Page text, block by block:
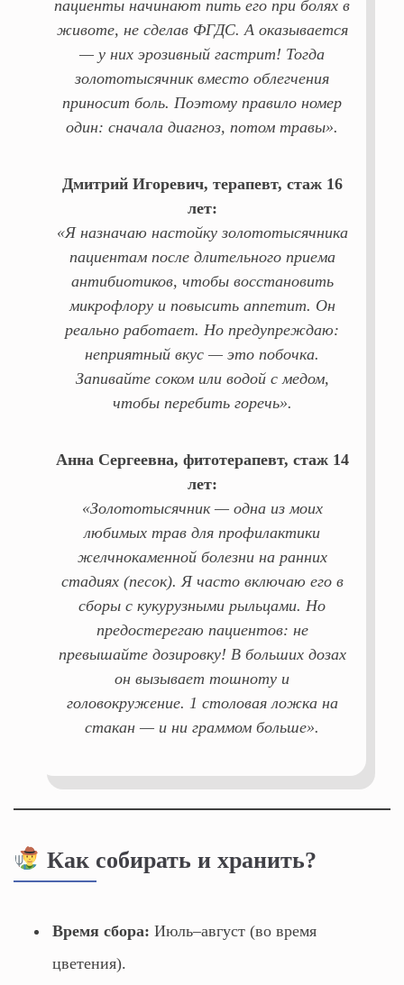
пациенты начинают пить его при болях в
животе, не сделав ФГДС. А оказывается
— у них эрозивный гастрит! Тогда
золототысячник вместо облегчения
приносит боль. Поэтому правило номер
один: сначала диагноз, потом травы».
Дмитрий Игоревич, терапевт, стаж 16
лет:
«Я назначаю настойку золототысячника
пациентам после длительного приема
антибиотиков, чтобы восстановить
микрофлору и повысить аппетит. Он
реально работает. Но предупреждаю:
неприятный вкус — это побочка.
Запивайте соком или водой с медом,
чтобы перебить горечь».
Анна Сергеевна, фитотерапевт, стаж 14
лет:
«Золототысячник — одна из моих
любимых трав для профилактики
желчнокаменной болезни на ранних
стадиях (песок). Я часто включаю его в
сборы с кукурузными рыльцами. Но
предостерегаю пациентов: не
превышайте дозировку! В больших дозах
он вызывает тошноту и
головокружение. 1 столовая ложка на
стакан — и ни граммом больше».
Как собирать и хранить?
Время сбора: Июль–август (во время
цветения).